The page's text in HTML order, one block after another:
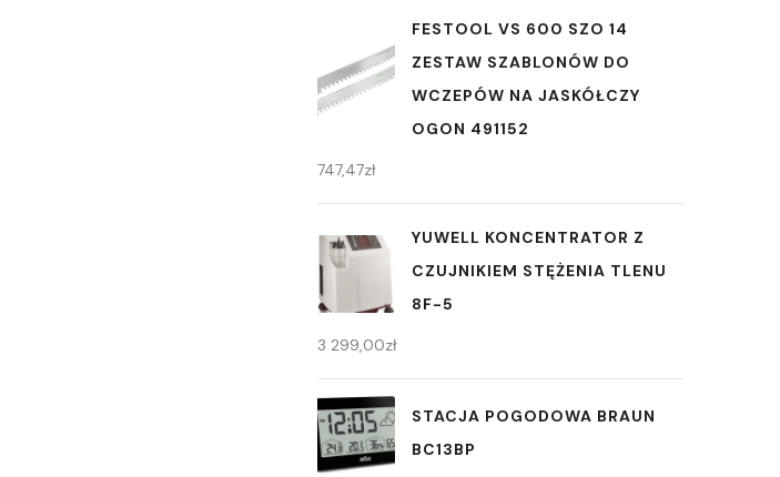
FESTOOL VS 600 SZO 14
ZESTAW SZABLONÓW DO
WCZEPÓW NA JASKÓŁCZY
OGON 491152
747,47zł
YUWELL KONCENTRATOR Z
CZUJNIKIEM STĘŻENIA TLENU
8F-5
3 299,00zł
STACJA POGODOWA BRAUN
BC13BP